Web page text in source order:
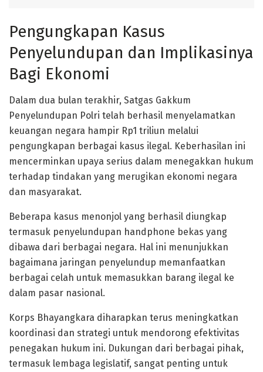
Pengungkapan Kasus
Penyelundupan dan Implikasinya
Bagi Ekonomi
Dalam dua bulan terakhir, Satgas Gakkum
Penyelundupan Polri telah berhasil menyelamatkan
keuangan negara hampir Rp1 triliun melalui
pengungkapan berbagai kasus ilegal. Keberhasilan ini
mencerminkan upaya serius dalam menegakkan hukum
terhadap tindakan yang merugikan ekonomi negara
dan masyarakat.
Beberapa kasus menonjol yang berhasil diungkap
termasuk penyelundupan handphone bekas yang
dibawa dari berbagai negara. Hal ini menunjukkan
bagaimana jaringan penyelundup memanfaatkan
berbagai celah untuk memasukkan barang ilegal ke
dalam pasar nasional.
Korps Bhayangkara diharapkan terus meningkatkan
koordinasi dan strategi untuk mendorong efektivitas
penegakan hukum ini. Dukungan dari berbagai pihak,
termasuk lembaga legislatif, sangat penting untuk